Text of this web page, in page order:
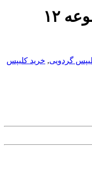
کلیپس گردویی مجموعه ۱۲
گردویی, خرید کلیپس